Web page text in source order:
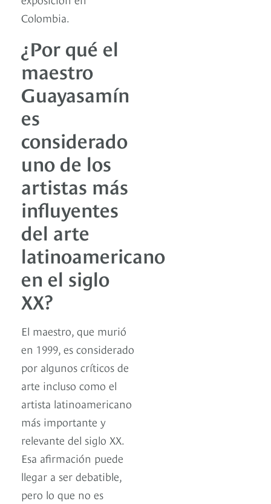
Colombia.
¿Por qué el
maestro
Guayasamín
es
considerado
uno de los
artistas más
influyentes
del arte
latinoamericano
en el siglo
XX?
El maestro, que murió
en 1999, es considerado
por algunos críticos de
arte incluso como el
artista latinoamericano
más importante y
relevante del siglo XX.
Esa afirmación puede
llegar a ser debatible,
pero lo que no es